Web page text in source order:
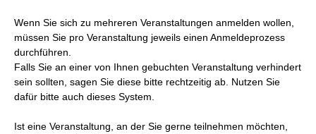
Wenn Sie sich zu mehreren Veranstaltungen anmelden wollen,
müssen Sie pro Veranstaltung jeweils einen Anmeldeprozess
durchführen.
Falls Sie an einer von Ihnen gebuchten Veranstaltung verhindert
sein sollten, sagen Sie diese bitte rechtzeitig ab. Nutzen Sie
dafür bitte auch dieses System.
Ist eine Veranstaltung, an der Sie gerne teilnehmen möchten,